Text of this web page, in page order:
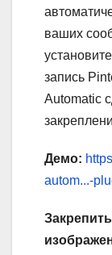
ваших
запись
Automatic
Демо:
autom...-